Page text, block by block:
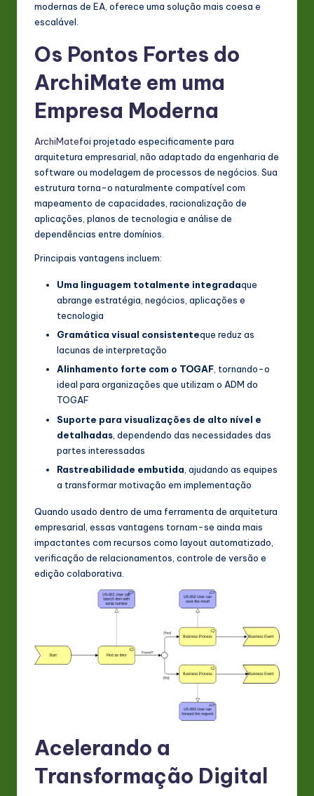
modernas de EA, oferece uma solução mais coesa e
escalável.
Os Pontos Fortes do
ArchiMate em uma
Empresa Moderna
ArchiMatefoi projetado especificamente para
arquitetura empresarial, não adaptado da engenharia de
software ou modelagem de processos de negócios. Sua
estrutura torna-o naturalmente compatível com
mapeamento de capacidades, racionalização de
aplicações, planos de tecnologia e análise de
dependências entre domínios.
Principais vantagens incluem:
Uma linguagem totalmente integradaque
abrange estratégia, negócios, aplicações e
tecnologia
Gramática visual consistenteque reduz as
lacunas de interpretação
Alinhamento forte com o TOGAF, tornando-o
ideal para organizações que utilizam o ADM do
TOGAF
Suporte para visualizações de alto nível e
detalhadas , dependendo das necessidades das
partes interessadas
Rastreabilidade embutida , ajudando as equipes
a transformar motivação em implementação
Quando usado dentro de uma ferramenta de arquitetura
empresarial, essas vantagens tornam-se ainda mais
impactantes com recursos como layout automatizado,
verificação de relacionamentos, controle de versão e
edição colaborativa.
Acelerando a
Transformação Digital